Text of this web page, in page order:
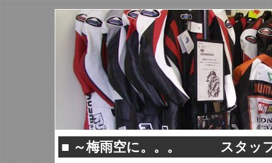
■ ～梅雨空に。。。 スタッフ